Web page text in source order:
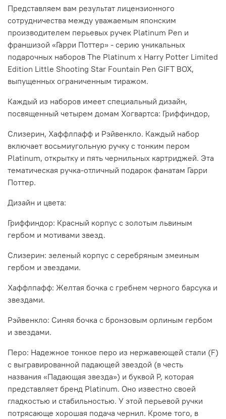
Представляем вам результат лицензионного
сотрудничества между уважаемым японским
производителем перьевых ручек Platinum Pen и
франшизой «Гарри Поттер» - серию уникальных
подарочных наборов The Platinum x Harry Potter Limited
Edition Little Shooting Star Fountain Pen GIFT BOX,
выпущенных ограниченным тиражом.
Каждый из наборов имеет специальный дизайн,
посвященный четырем домам Хогвартса: Гриффиндор,
Слизерин, Хаффлпафф и Рэйвенкло. Каждый набор
включает восьмиугольную ручку с тонким пером
Platinum, открытку и пять чернильных картриджей. Эта
тематическая ручка-отличный подарок фанатам Гарри
Поттер.
Дизайн и цвета:
Гриффиндор: Красный корпус с золотым львиным
гербом и мотивами звезд.
Слизерин: зеленый корпус с серебряным змеиным
гербом и звездами.
Хаффлпафф: Желтая бочка с гребнем черного барсука и
звездами.
Рэйвенкло: Синяя бочка с бронзовым орлиным гербом
и звездами.
Перо: Надежное тонкое перо из нержавеющей стали (F)
с выгравированной падающей звездой (в честь
названия «Падающая звезда») и буквой P, которая
представляет бренд Platinum. Оно известно своей
гладкостью и стабильностью. У этой перьевой ручки
потрясающе хорошая подача чернил. Кроме того, в